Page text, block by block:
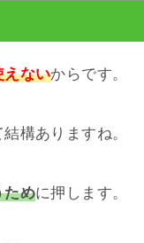
えないからです。
構ありますね。
ために押します。